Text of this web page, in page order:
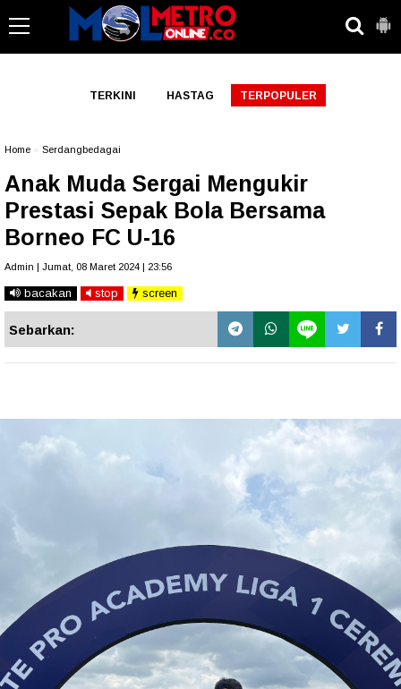
TERKINI HASTAG TERPOPULER
Home Serdangbedagai
Anak Muda Sergai Mengukir
Prestasi Sepak Bola Bersama
Borneo FC U-16
Admin | Jumat, 08 Maret 2024 | 23:56
bacakan stop screen
Sebarkan: